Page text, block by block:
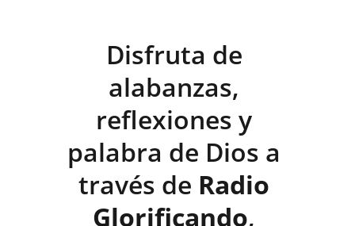
Disfruta de
alabanzas,
reflexiones y
palabra de Dios a
través de Radio
Glorificando,